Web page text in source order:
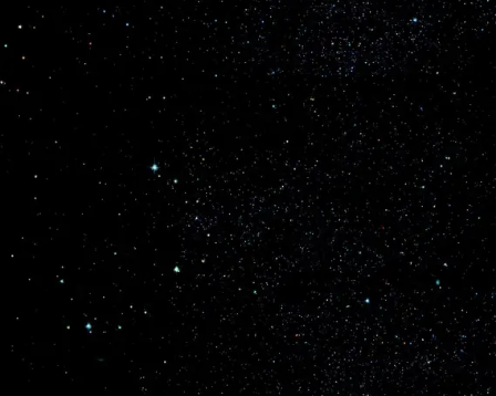
Agência Espacial Tripulada da China vai lançar
missão logística para a estação espacial Tiangong
A Agência Espacial Tripulada da China vai realizar
o lançamento do veículo de carga Tianzhou-10
tendo como destino a estação espacial Tiangong.
O lançamento terá lugar pelas 0014UTC e será
realizadp pelo foguetão Chang Zheng-7 (Y11) a
partir do Complexo de Lançamento LC-201 do
Sítio de Lançamentos Espaciais de Wenchang,
província de Hainan. A nave de carga irá
transportar cerca de 6.300 kg de mantimentos e
mais de 220 artigos, consistindo principalmente
em artigos essenciais para apoiar a vida e o
trabalho das tripulações das missões Shenzhou-23
e Shenzhou-24 em órbita....